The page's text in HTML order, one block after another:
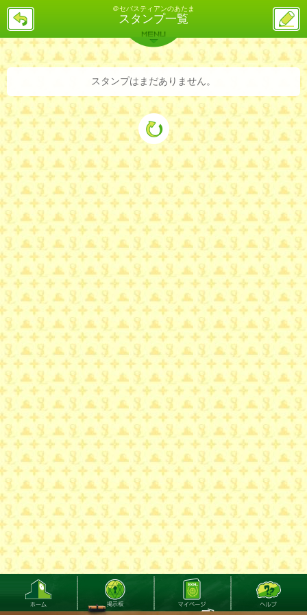
＠セバスティアンのあたま
スタンプ一覧
戻
ス
投
稿
バックナンバー 詳細検索 ランキング
MENU
スタンプはまだありません。